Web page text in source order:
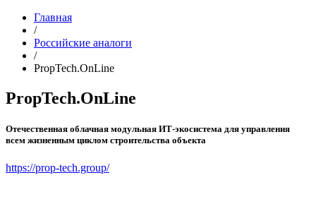
Главная
/
Российские аналоги
/
PropTech.OnLine
PropTech.OnLine
Отечественная облачная модульная ИТ-экосистема для управления
всем жизненным циклом строительства объекта
https://prop-tech.group/